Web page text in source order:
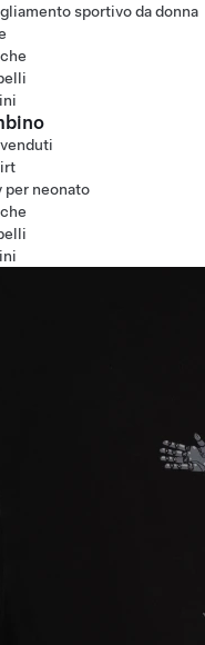
sportivo da donna
per neonato